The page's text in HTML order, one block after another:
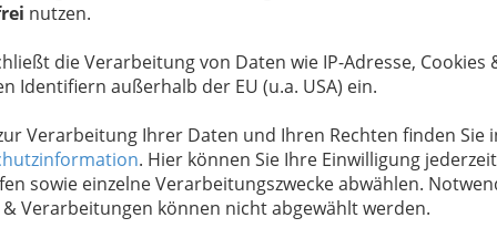
nutzen.
die Verarbeitung von Daten wie IP-Adresse, Cookies
Identifiern außerhalb der EU (u.a. USA) ein.
Verarbeitung Ihrer Daten und Ihren Rechten finden Sie
. Hier können Sie Ihre Einwilligung jederzeit
sowie einzelne Verarbeitungszwecke abwählen.
& Verarbeitungen können nicht abgewählt werden.
für ein "Neues
Anrufe bei
perfektes
Baum, das
ist doch